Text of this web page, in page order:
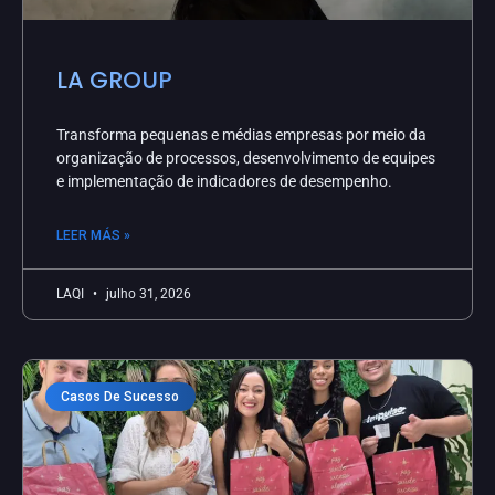
LA GROUP
Transforma pequenas e médias empresas por meio da
organização de processos, desenvolvimento de equipes
e implementação de indicadores de desempenho.
LEER MÁS »
LAQI julho 31, 2026
Casos De Sucesso